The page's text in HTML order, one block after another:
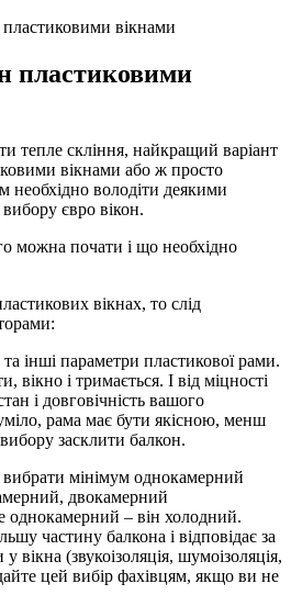
вікнами
пластиковими
тепле скління, найкращий варіант
вікнами або ж просто
необхідно володіти деякими
євро вікон.
можна почати і що необхідно
вікнах, то слід
та інші параметри пластикової рами.
вікно і тримається. І від міцності
і довговічність вашого
рама має бути якісною, менш
засклити балкон.
мінімум однокамерний
двокамерний
однокамерний – він холодний.
частину балкона і відповідає за
вікна (звукоізоляція, шумоізоляція,
цей вибір фахівцям, якщо ви не